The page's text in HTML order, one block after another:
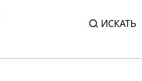
ИСКАТЬ